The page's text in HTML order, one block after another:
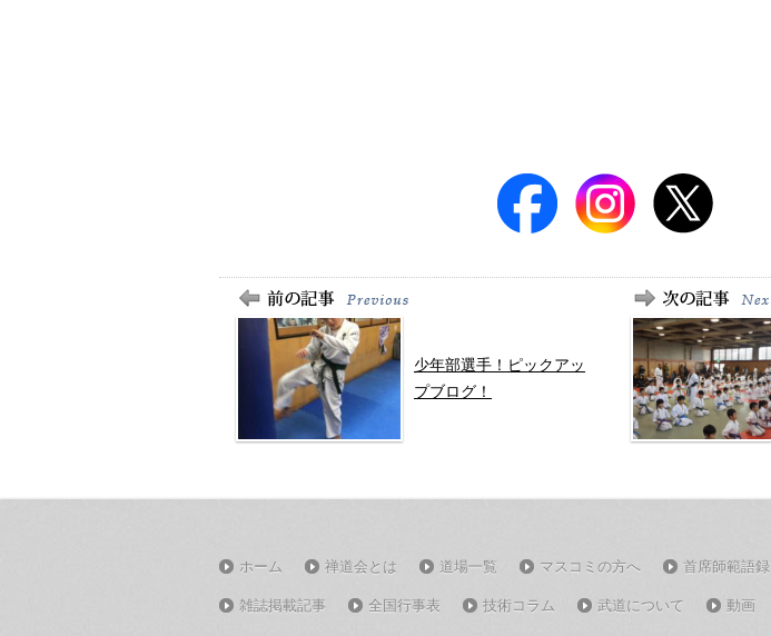
少年部選手！ピックアッ
プブログ！
ホーム 禅道会とは 道場一覧 マスコミの方へ 首席師範語録
雑誌掲載記事 全国行事表 技術コラム 武道について 動画